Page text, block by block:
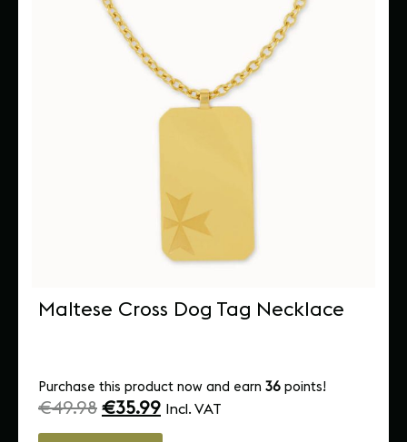
Maltese Cross Dog Tag Necklace
Purchase this product now and earn 36 points!
€49.98 €35.99 Incl. VAT